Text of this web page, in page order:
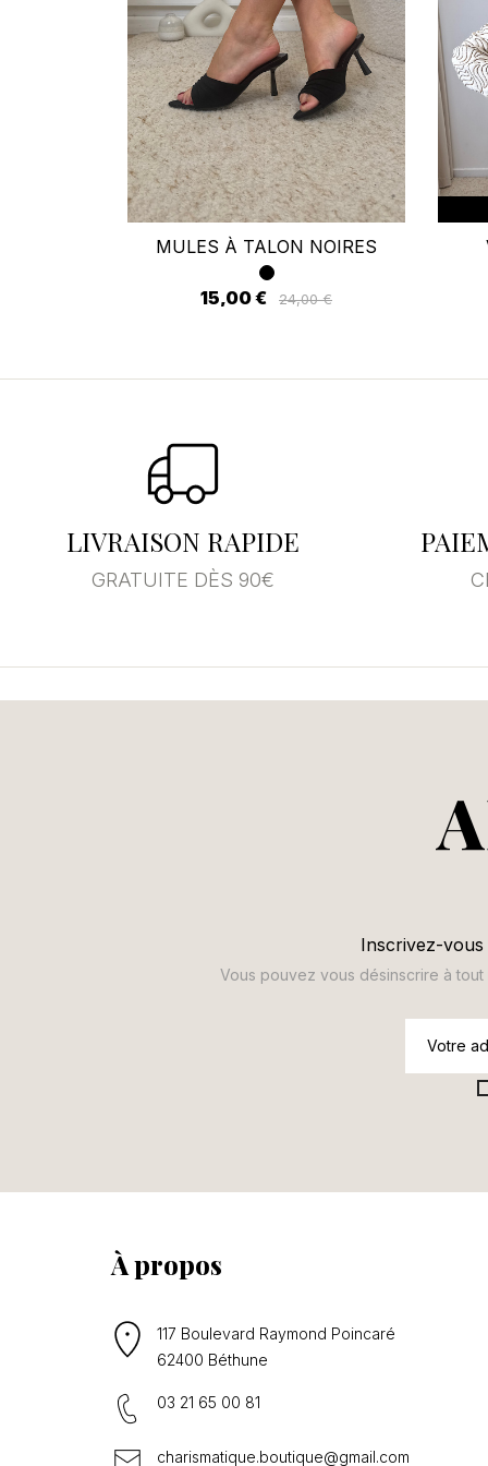
MULES À TALON NOIRES
15,00 € 24,00 €
LIVRAISON RAPIDE
GRATUITE DÈS 90€
Inscrivez-
Vous pouvez vous désinscrire à
À propos
117 Boulevard Raymond Poincaré
62400 Béthune
03 21 65 00 81
charismatique.boutique@gmail.com